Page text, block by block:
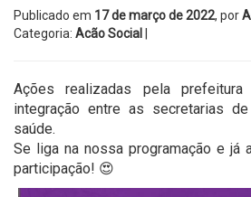
Publicado em 17 de março de 2022, por
Categoria: Acão Social
Ações realizadas pela prefeitura
integração entre as secretarias
saúde.
Se liga na nossa programação e já
participação! 😍